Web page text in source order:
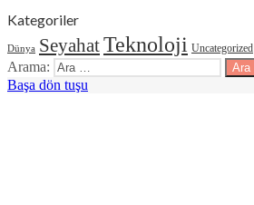
Kategoriler
Dünya SeyahatTeknoloji Uncategorized
Arama:
Başa dön tuşu